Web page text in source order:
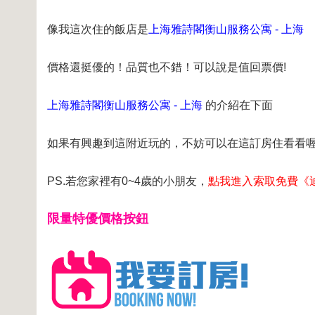
像我這次住的飯店是 上海雅詩閣衡山服務公寓 - 上海
價格還挺優的！品質也不錯！可以說是值回票價!
上海雅詩閣衡山服務公寓 - 上海 的介紹在下面
如果有興趣到這附近玩的，不妨可以在這訂房住看看喔
PS.若您家裡有0~4歲的小朋友， 點我進入索取免費《
限量特優價格按鈕